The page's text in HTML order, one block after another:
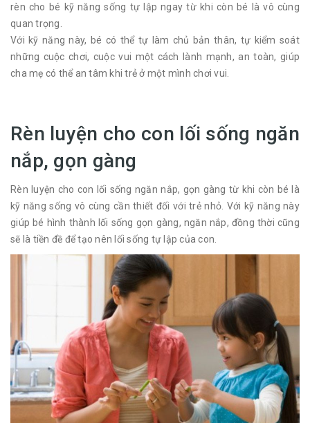
rèn cho bé kỹ năng sống tự lập ngay từ khi còn bé là vô cùng
quan trọng.
Với kỹ năng này, bé có thể tự làm chủ bản thân, tự kiểm soát
những cuộc chơi, cuộc vui một cách lành mạnh, an toàn, giúp
cha mẹ có thể an tâm khi trẻ ở một mình chơi vui.
Rèn luyện cho con lối sống ngăn
nắp, gọn gàng
Rèn luyện cho con lối sống ngăn nắp, gọn gàng từ khi còn bé là
kỹ năng sống vô cùng cần thiết đối với trẻ nhỏ. Với kỹ năng này
giúp bé hình thành lối sống gọn gàng, ngăn nắp, đồng thời cũng
sẽ là tiền đề để tạo nên lối sống tự lập của con.